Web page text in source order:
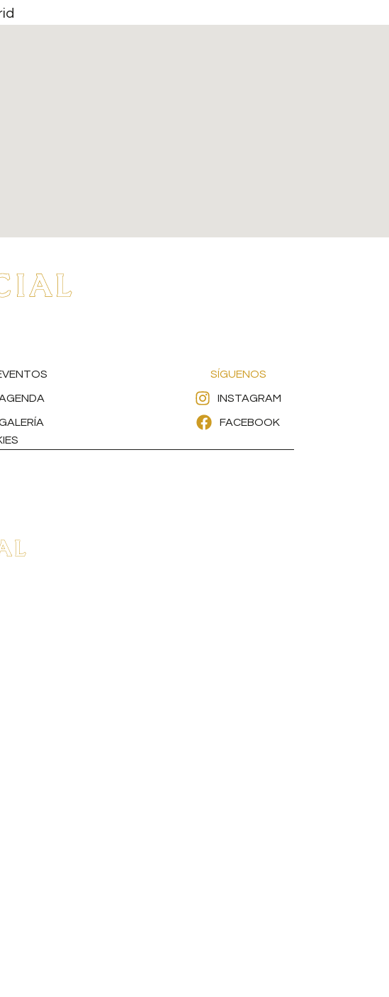
SÍGUENOS
INSTAGRAM
FACEBOOK